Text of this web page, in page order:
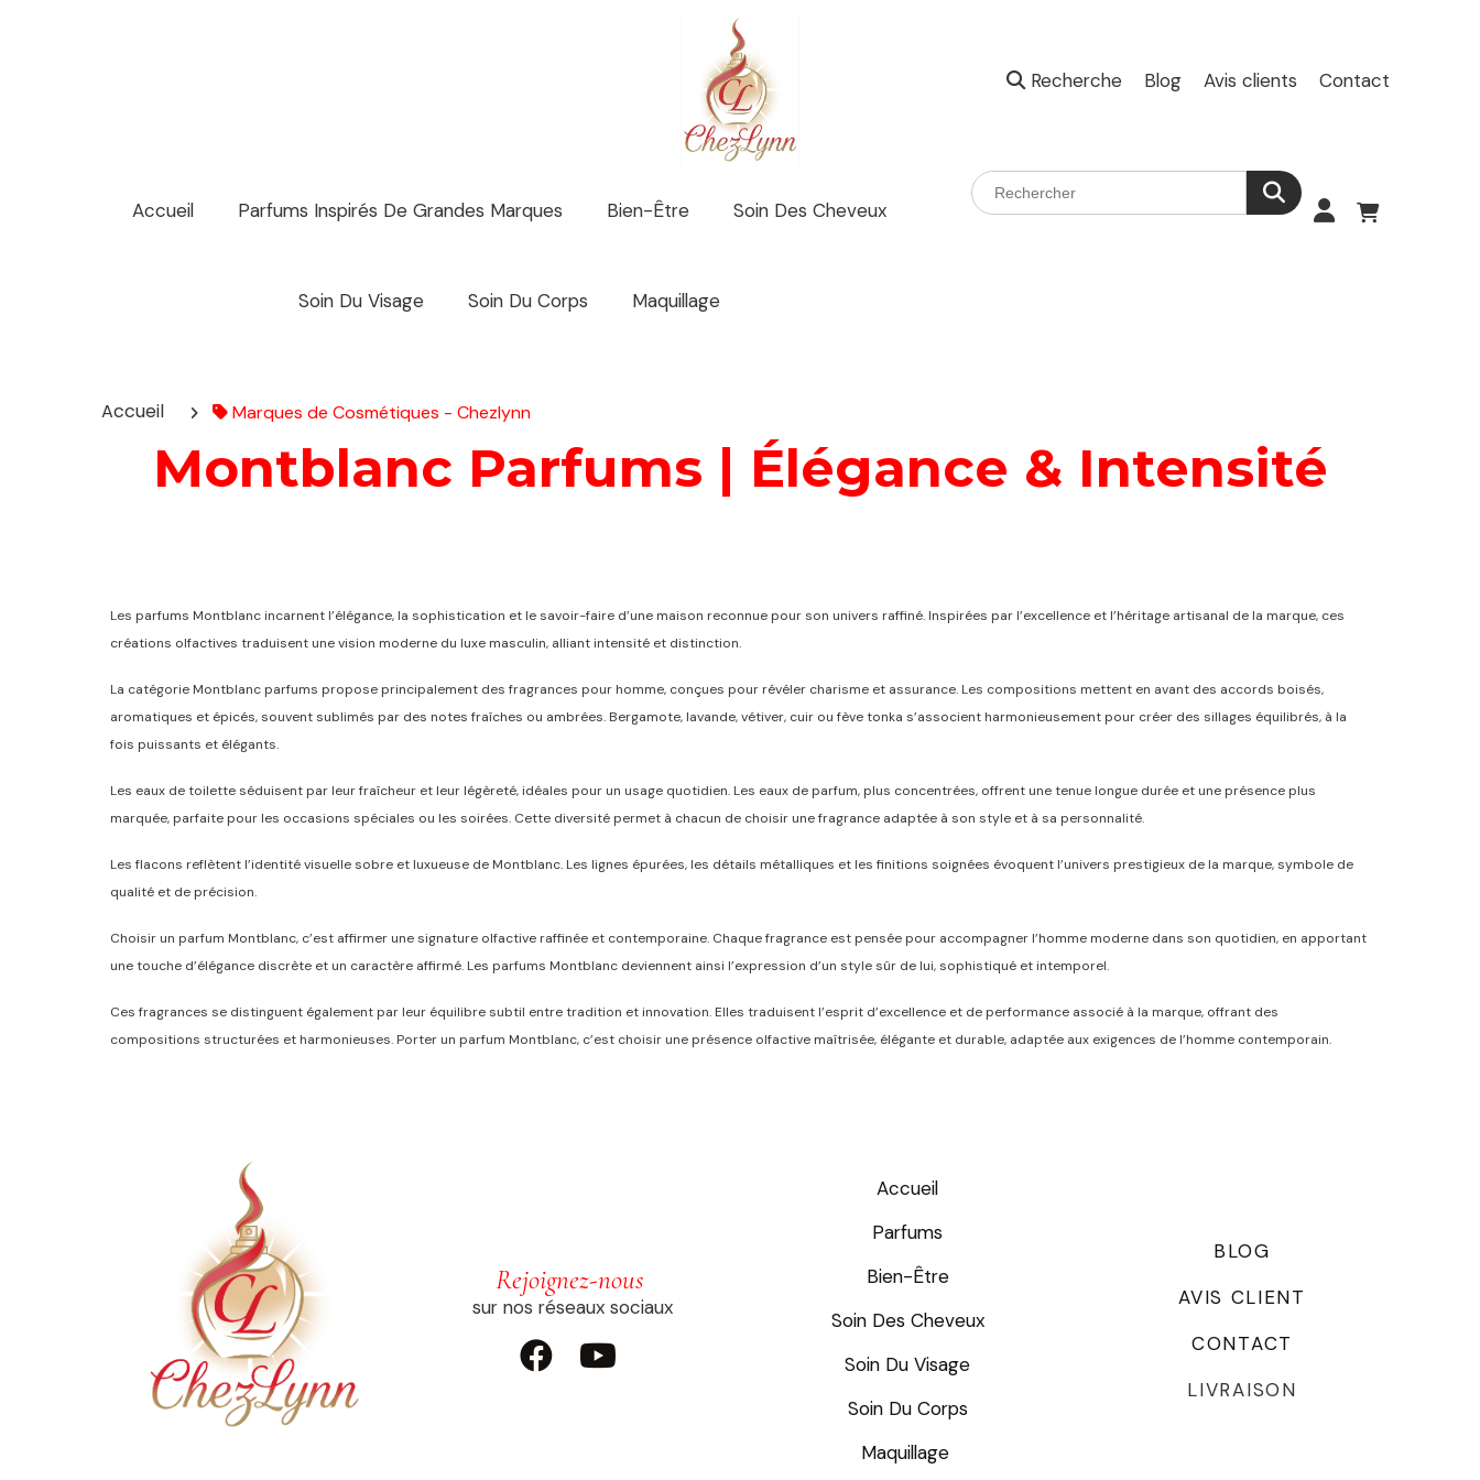
Recherche Blog Avis clients Contact
Accueil Parfums Inspirés De Grandes Marques Bien-Être Soin Des Cheveux
Soin Du Visage Soin Du Corps Maquillage
Accueil Marques de Cosmétiques - Chezlynn
Montblanc Parfums | Élégance & Intensité
Les parfums Montblanc incarnent l’élégance, la sophistication et le savoir-faire d’une maison reconnue pour son univers raffiné. Inspirées par l’excellence et l’héritage artisanal de la marque, ces
créations olfactives traduisent une vision moderne du luxe masculin, alliant intensité et distinction.
La catégorie Montblanc parfums propose principalement des fragrances pour homme, conçues pour révéler charisme et assurance. Les compositions mettent en avant des accords boisés,
aromatiques et épicés, souvent sublimés par des notes fraîches ou ambrées. Bergamote, lavande, vétiver, cuir ou fève tonka s’associent harmonieusement pour créer des sillages équilibrés, à la
fois puissants et élégants.
Les eaux de toilette séduisent par leur fraîcheur et leur légèreté, idéales pour un usage quotidien. Les eaux de parfum, plus concentrées, offrent une tenue longue durée et une présence plus
marquée, parfaite pour les occasions spéciales ou les soirées. Cette diversité permet à chacun de choisir une fragrance adaptée à son style et à sa personnalité.
Les flacons reflètent l’identité visuelle sobre et luxueuse de Montblanc. Les lignes épurées, les détails métalliques et les finitions soignées évoquent l’univers prestigieux de la marque, symbole de
qualité et de précision.
Choisir un parfum Montblanc, c’est affirmer une signature olfactive raffinée et contemporaine. Chaque fragrance est pensée pour accompagner l’homme moderne dans son quotidien, en apportant
une touche d’élégance discrète et un caractère affirmé. Les parfums Montblanc deviennent ainsi l’expression d’un style sûr de lui, sophistiqué et intemporel.
Ces fragrances se distinguent également par leur équilibre subtil entre tradition et innovation. Elles traduisent l’esprit d’excellence et de performance associé à la marque, offrant des
compositions structurées et harmonieuses. Porter un parfum Montblanc, c’est choisir une présence olfactive maîtrisée, élégante et durable, adaptée aux exigences de l’homme contemporain.
Rejoignez-nous
sur nos réseaux sociaux
 
Accueil
Parfums
Bien-Être
Soin Des Cheveux
Soin Du Visage
Soin Du Corps
Maquillage
BLOG
AVIS CLIENT
CONTACT
LIVRAISON